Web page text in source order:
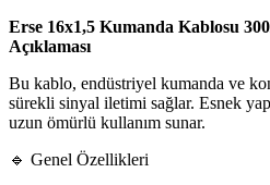
Erse 16x1,5 Kumanda Kablosu
Açıklaması
Bu kablo, endüstriyel kumanda ve
sürekli sinyal iletimi sağlar. Esnek
uzun ömürlü kullanım sunar.
🔹 Genel Özellikleri